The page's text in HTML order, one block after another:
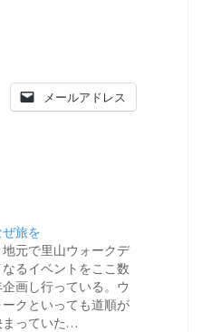
メールアドレス
ぜ旅を
元で里山ウォークデ
なるイベントをここ数
画し行っている。ウ
ークといっても道順が
まっていた…